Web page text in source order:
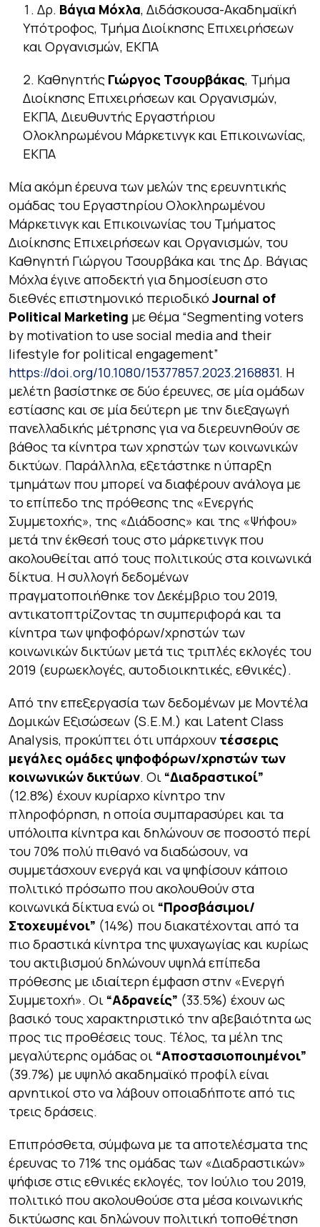
Δρ. Βάγια Μόχλα, Διδάσκουσα-Ακαδημαϊκή
Υπότροφος, Τμήμα Διοίκησης Επιχειρήσεων
και Οργανισμών, ΕΚΠΑ
Καθηγητής Γιώργος Τσουρβάκας, Τμήμα
Διοίκησης Επιχειρήσεων και Οργανισμών,
ΕΚΠΑ, Διευθυντής Εργαστήριου
Ολοκληρωμένου Μάρκετινγκ και Επικοινωνίας,
ΕΚΠΑ
Μία ακόμη έρευνα των μελών της ερευνητικής
ομάδας του Εργαστηρίου Ολοκληρωμένου
Μάρκετινγκ και Επικοινωνίας του Τμήματος
Διοίκησης Επιχειρήσεων και Οργανισμών, του
Καθηγητή Γιώργου Τσουρβάκα και της Δρ. Βάγιας
Μόχλα έγινε αποδεκτή για δημοσίευση στο
διεθνές επιστημονικό περιοδικόJournal of
Political Marketing με θέμα “Segmenting voters
by motivation to use social media and their
lifestyle for political engagement”
https://doi.org/10.1080/15377857.2023.2168831. Η
μελέτη βασίστηκε σε δύο έρευνες, σε μία ομάδων
εστίασης και σε μία δεύτερη με την διεξαγωγή
πανελλαδικής μέτρησης για να διερευνηθούν σε
βάθος τα κίνητρα των χρηστών των κοινωνικών
δικτύων. Παράλληλα, εξετάστηκε η ύπαρξη
τμημάτων που μπορεί να διαφέρουν ανάλογα με
το επίπεδο της πρόθεσης της «Ενεργής
Συμμετοχής», της «Διάδοσης» και της «Ψήφου»
μετά την έκθεσή τους στο μάρκετινγκ που
ακολουθείται από τους πολιτικούς στα κοινωνικά
δίκτυα. Η συλλογή δεδομένων
πραγματοποιήθηκε τον Δεκέμβριο του 2019,
αντικατοπτρίζοντας τη συμπεριφορά και τα
κίνητρα των ψηφοφόρων/χρηστών των
κοινωνικών δικτύων μετά τις τριπλές εκλογές του
2019 (ευρωεκλογές, αυτοδιοικητικές, εθνικές).
Από την επεξεργασία των δεδομένων με Μοντέλα
Δομικών Εξισώσεων (S.E.M.) και Latent Class
Analysis, προκύπτει ότι υπάρχουν τέσσερις
μεγάλες ομάδες ψηφοφόρων/χρηστών των
κοινωνικών δικτύων. Οι “Διαδραστικοί”
(12.8%) έχουν κυρίαρχο κίνητρο την
πληροφόρηση, η οποία συμπαρασύρει και τα
υπόλοιπα κίνητρα και δηλώνουν σε ποσοστό περί
του 70% πολύ πιθανό να διαδώσουν, να
συμμετάσχουν ενεργά και να ψηφίσουν κάποιο
πολιτικό πρόσωπο που ακολουθούν στα
κοινωνικά δίκτυα ενώ οι “Προσβάσιμοι/
Στοχευμένοι” (14%) που διακατέχονται από τα
πιο δραστικά κίνητρα της ψυχαγωγίας και κυρίως
του ακτιβισμού δηλώνουν υψηλά επίπεδα
πρόθεσης με ιδιαίτερη έμφαση στην «Ενεργή
Συμμετοχή». Οι “Αδρανείς” (33.5%) έχουν ως
βασικό τους χαρακτηριστικό την αβεβαιότητα ως
προς τις προθέσεις τους. Τέλος, τα μέλη της
μεγαλύτερης ομάδας οι “Αποστασιοποιημένοι”
(39.7%) με υψηλό ακαδημαϊκό προφίλ είναι
αρνητικοί στο να λάβουν οποιαδήποτε από τις
τρεις δράσεις.
Επιπρόσθετα, σύμφωνα με τα αποτελέσματα της
έρευνας το 71% της ομάδας των «Διαδραστικών»
ψήφισε στις εθνικές εκλογές, τον Ιούλιο του 2019,
πολιτικό που ακολουθούσε στα μέσα κοινωνικής
δικτύωσης και δηλώνουν πολιτική τοποθέτηση